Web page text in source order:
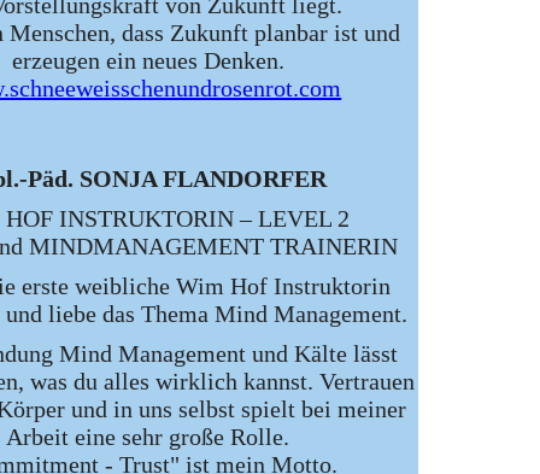
dass Zukunft planbar ist und
erzeugen ein neues Denken.
Päd. SONJA FLANDORFER
INSTRUKTORIN – LEVEL 2
MINDMANAGEMENT TRAINERIN
erste weibliche Wim Hof Instruktorin
liebe das Thema Mind Management.
Mind Management und Kälte lässt
was du alles wirklich kannst. Vertrauen
und in uns selbst spielt bei meiner
Arbeit eine sehr große Rolle.
- Trust" ist mein Motto.